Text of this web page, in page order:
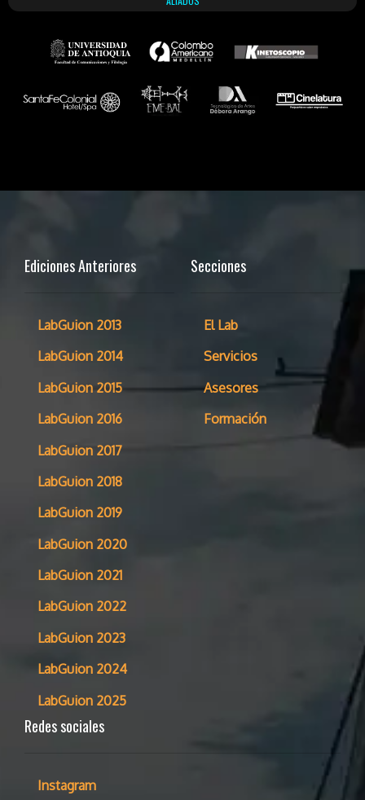
Ediciones Anteriores
LabGuion 2013
LabGuion 2014
LabGuion 2015
LabGuion 2016
LabGuion 2017
LabGuion 2018
LabGuion 2019
LabGuion 2020
LabGuion 2021
LabGuion 2022
LabGuion 2023
LabGuion 2024
LabGuion 2025
Secciones
El Lab
Servicios
Asesores
Formación
Redes sociales
Instagram